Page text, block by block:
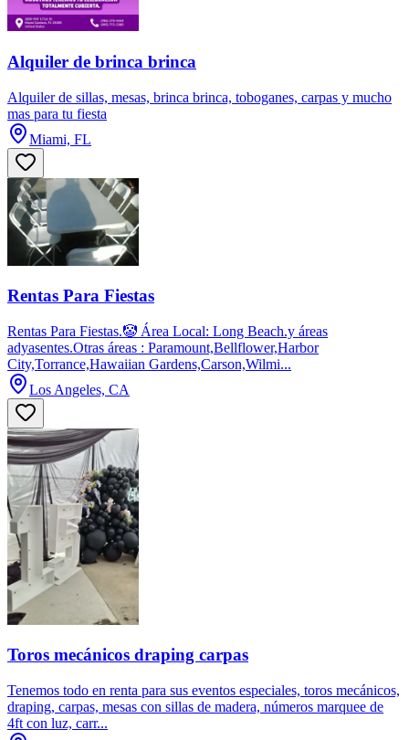
Alquiler de brinca brinca
Alquiler de sillas, mesas, brinca brinca, toboganes, carpas y mucho
mas para tu fiesta
Miami, FL
Rentas Para Fiestas
Rentas Para Fiestas.🤡 Área Local: Long Beach.y áreas
adyasentes.Otras áreas : Paramount,Bellflower,Harbor
City,Torrance,Hawaiian Gardens,Carson,Wilmi...
Los Angeles, CA
Toros mecánicos draping carpas
Tenemos todo en renta para sus eventos especiales, toros mecánicos,
draping, carpas, mesas con sillas de madera, números marquee de
4ft con luz, carr...